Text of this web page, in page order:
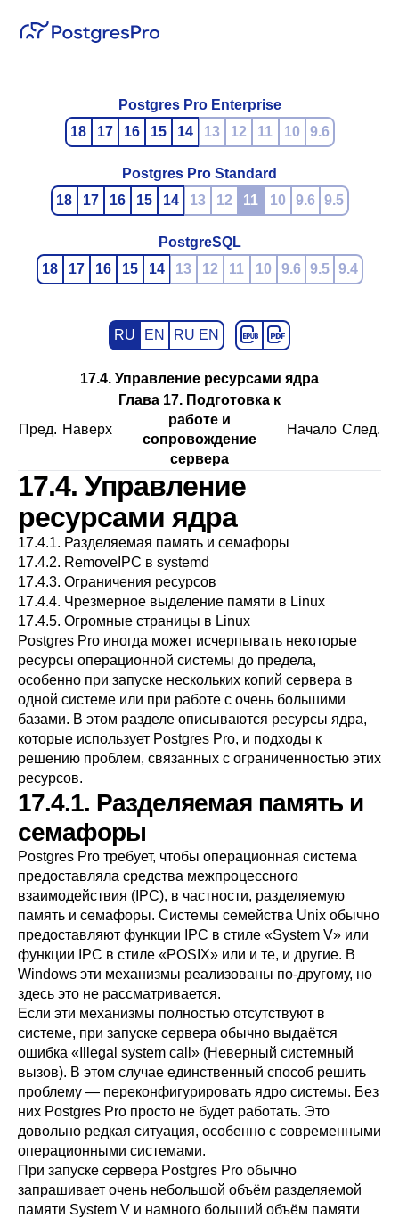
Postgres Pro Enterprise
18
17 16 15 14 13 12 11 10 9.6
Postgres Pro Standard
18
17 16 15 14 13 12 11 10 9.6 9.5
PostgreSQL
18
17 16 15 14 13 12 11 10 9.6 9.5 9.4
RU EN RU EN
17.4. Управление ресурсами ядра
Пред. Наверх
Глава 17. Подготовка к
работе и
сопровождение
сервера
Начало След.
17.4. Управление
ресурсами ядра
17.4.1. Разделяемая память и семафоры
17.4.2. RemoveIPC в systemd
17.4.3. Ограничения ресурсов
17.4.4. Чрезмерное выделение памяти в Linux
17.4.5. Огромные страницы в Linux
Postgres Pro иногда может исчерпывать некоторые
ресурсы операционной системы до предела,
особенно при запуске нескольких копий сервера в
одной системе или при работе с очень большими
базами. В этом разделе описываются ресурсы ядра,
которые использует Postgres Pro, и подходы к
решению проблем, связанных с ограниченностью этих
ресурсов.
17.4.1. Разделяемая память и
семафоры
Postgres Pro требует, чтобы операционная система
предоставляла средства межпроцессного
взаимодействия ( IPC), в частности, разделяемую
память и семафоры. Системы семейства Unix обычно
предоставляют функции
IPC в стиле «System V» или
функции
IPC в стиле «POSIX» или и те, и другие. В
Windows эти механизмы реализованы по-другому, но
здесь это не рассматривается.
Если эти механизмы полностью отсутствуют в
системе, при запуске сервера обычно выдаётся
ошибка « Illegal system call » (Неверный системный
вызов). В этом случае единственный способ решить
проблему — переконфигурировать ядро системы. Без
них Postgres Pro просто не будет работать. Это
довольно редкая ситуация, особенно с современными
операционными системами.
При запуске сервера Postgres Pro обычно
запрашивает очень небольшой объём разделяемой
памяти System V и намного больший объём памяти